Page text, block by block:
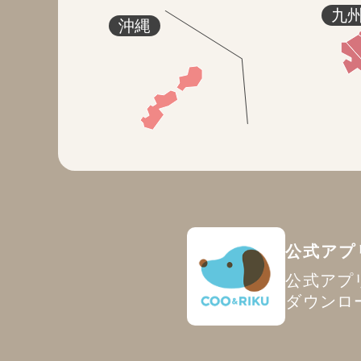
九
沖縄
公式アプ
公式アプ
ダウンロ